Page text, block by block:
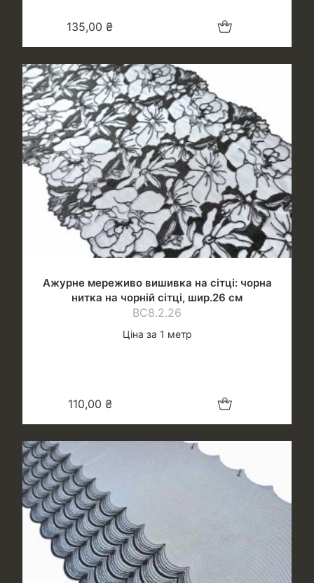
135,00 ₴ Додати в кошик
Ажурне мереживо вишивка на сітці: чорна
нитка на чорній сітці, шир.26 см
ВС8.2.26
Ціна за 1 метр
110,00 ₴ Додати в кошик